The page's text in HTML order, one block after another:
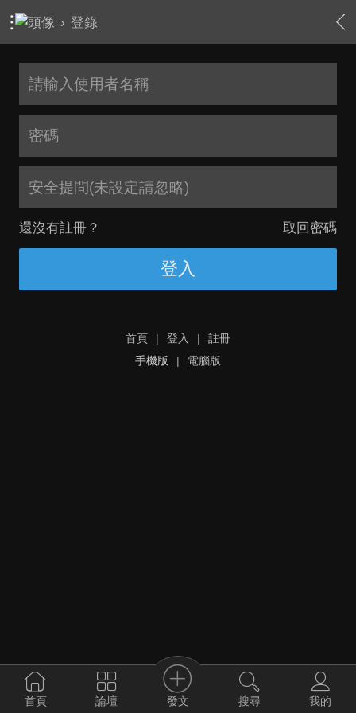
› 登錄
安全提問(未設定請忽略)
還沒有註冊？ 取回密碼
登入
首頁 | 登入 |
註冊
手機版
| 電腦版
首頁 論壇 發文 搜尋 我的